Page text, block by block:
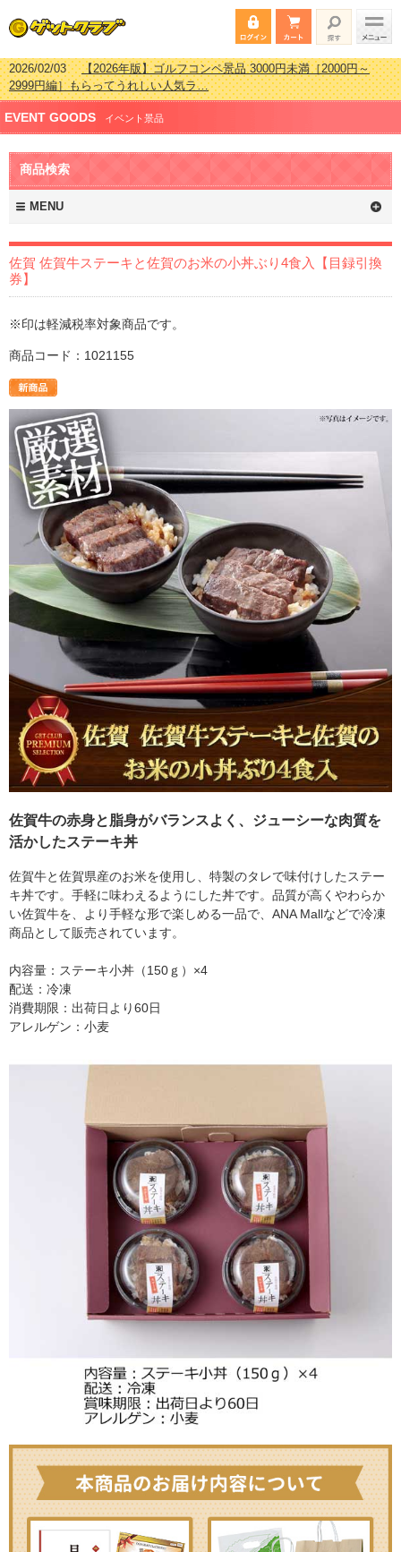
2026/02/03【2026年版】ゴルフコンペ景品 3000円未満［2000円～
2999円編］もらってうれしい人気ラ…
2026/07/15【2026年版】ビンゴゲーム景品おすすめ金額別人気ランキ
ング 更新しました！
2026/04/03【2026年版】ゴルフコンペ景品 3000円未満［2000円～
2999円編］もらってうれしい人気ラ…
2026/02/16
新しました！
EVENT GOODS イベント景品
商品検索
MENU
佐賀 佐賀牛ステーキと佐賀のお米の小丼ぶり4食入【目録引換
券】
※印は軽減税率対象商品です。
商品コード：1021155
佐賀牛の赤身と脂身がバランスよく、ジューシーな肉質を
活かしたステーキ丼
佐賀牛と佐賀県産のお米を使用し、特製のタレで味付けしたステー
キ丼です。手軽に味わえるようにした丼です。品質が高くやわらか
い佐賀牛を、より手軽な形で楽しめる一品で、ANA Mallなどで冷凍
商品として販売されています。
内容量：ステーキ小丼（150ｇ）×4
配送：冷凍
消費期限：出荷日より60日
アレルゲン：小麦